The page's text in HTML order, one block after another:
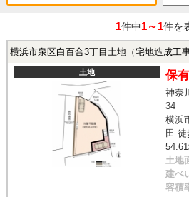
1件中1～1件を
土地 保
神奈
34
横浜
田
土地
建ぺ
容積